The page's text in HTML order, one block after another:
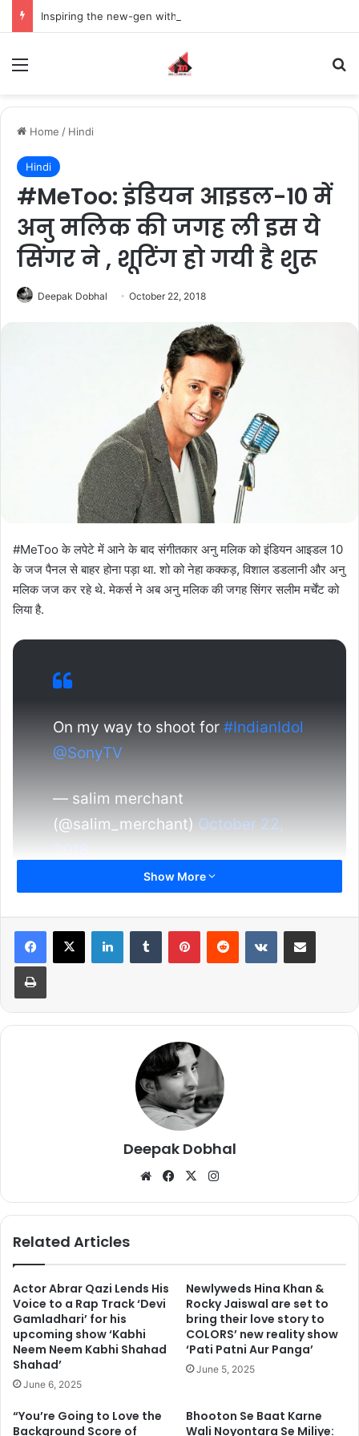
Home / Hindi
Hindi
#MeToo: इंडियन आइडल-10 में
अनु मलिक की जगह ली इस ये
सिंगर ने , शूटिंग हो गयी है शुरू
Deepak Dobhal October 22, 2018
#MeToo के लपेटे में आने के बाद संगीतकार अनु मलिक को इंडियन आइडल 10
के जज पैनल से बाहर होना पड़ा था. शो को नेहा कक्कड़, विशाल डडलानी और अनु
मलिक जज कर रहे थे. मेकर्स ने अब अनु मलिक की जगह सिंगर सलीम मर्चेंट को
लिया है.
On my way to shoot for #IndianIdol
@SonyTV
— salim merchant
(@salim_merchant) October 22,
खुद सलीम मर्चेंट ने ट्वीट कर इसकी जानकारी दी है. उन्होंने लिखा- ”इंडियन
आइडल की शूटिंग के लिए जा रहा हूं.” मालूम हो कि अनु मलिक पर 4 महिलाओं ने
#MeToo मूवमेंट के तहत आरोप लगाए हैं.
सबसे पहले सोना मोहपात्रा ने अनु को कठघरे में खड़ा किया था और उन्हें लगातार
अपराध करने वाला (serial predator) बताया था.
Show More
Deepak Dobhal
We
te
Fa
bo
X
ra
Related Articles
Actor Abrar Qazi Lends His
Voice to a Rap Track ‘Devi
Gamladhari’ for his
upcoming show ‘Kabhi
Neem Neem Kabhi Shahad
Shahad’
June 6, 2025
Newlyweds Hina Khan &
Rocky Jaiswal are set to
bring their love story to
COLORS’ new reality show
‘Pati Patni Aur Panga’
June 5, 2025
“You’re Going to Love the
Background Score of
Bhooton Se Baat Karne
Wali Noyontara Se Miliye: